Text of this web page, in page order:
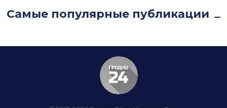
Самые популярные публикации